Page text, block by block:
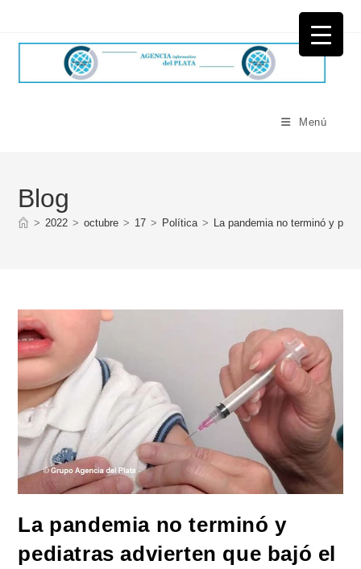
Menú
Blog
> 2022 > octubre > 17 > Política > La pandemia no terminó y
La pandemia no terminó y
pediatras advierten que bajó el